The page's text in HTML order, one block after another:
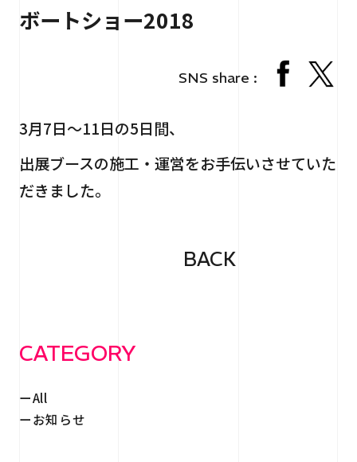
RECRUIT 採用情報
お問い合わせ
ボートショー2018
SNS share :
3月7日～11日の5日間、
出展ブースの施工・運営をお手伝いさせていた
だきました。
BACK
CATEGORY
All
お知らせ